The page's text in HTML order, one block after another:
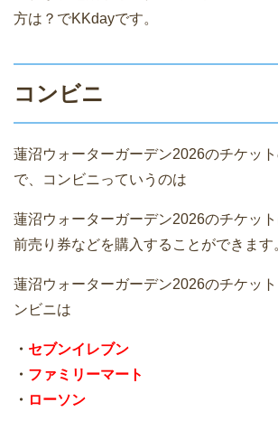
方は？でKKdayです。
コンビニ
蓮沼ウォーターガーデン2026のチケッ
で、コンビニっていうのは
蓮沼ウォーターガーデン2026のチケッ
前売り券などを購入することができます
蓮沼ウォーターガーデン2026のチケッ
ンビニは
・ セブンイレブン
・ ファミリーマート
・ ローソン